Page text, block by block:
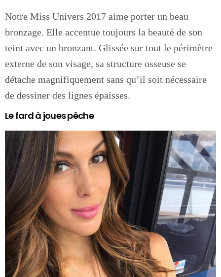
Notre Miss Univers 2017 aime porter un beau
bronzage. Elle accentue toujours la beauté de son
teint avec un bronzant. Glissée sur tout le périmètre
externe de son visage, sa structure osseuse se
détache magnifiquement sans qu’il soit nécessaire
de dessiner des lignes épaisses.
Le fard à joues pêche